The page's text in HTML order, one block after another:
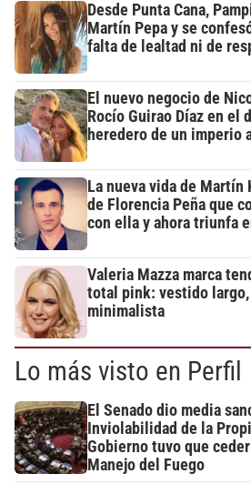
Desde Punta Cana,
Martín Pepa y se
falta de lealtad ni de
El nuevo negocio de
Rocío Guirao Díaz en el
heredero de un imperio
La nueva vida de Martín
de Florencia Peña que
con ella y ahora triunfa
Valeria Mazza marca
total pink: vestido
minimalista
Lo más visto en Perfil
El Senado dio media
Inviolabilidad de la
Gobierno tuvo que ceder
Manejo del Fuego